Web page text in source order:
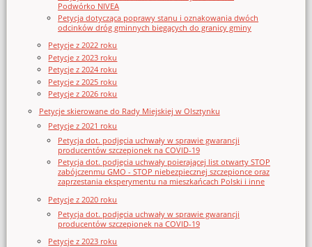
Podwórko NIVEA
Petycja dotycząca poprawy stanu i oznakowania dwóch
odcinków dróg gminnych biegących do granicy gminy
Petycje z 2022 roku
Petycje z 2023 roku
Petycje z 2024 roku
Petycje z 2025 roku
Petycje z 2026 roku
Petycje skierowane do Rady Miejskiej w Olsztynku
Petycje z 2021 roku
Petycja dot. podjęcia uchwały w sprawie gwarancji
producentów szczepionek na COVID-19
Petycja dot. podjęcia uchwały poierającej list otwarty STOP
zabójczenmu GMO - STOP niebezpiecznej szczepionce oraz
zaprzestania eksperymentu na mieszkańcach Polski i inne
Petycje z 2020 roku
Petycja dot. podjęcia uchwały w sprawie gwarancji
producentów szczepionek na COVID-19
Petycje z 2023 roku